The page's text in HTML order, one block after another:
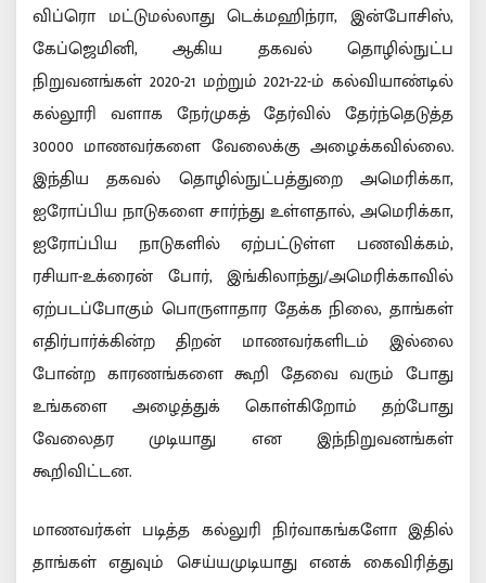
விப்ரொ மட்டுமல்லாது டெக்மஹிந்ரா, இன்போசிஸ்,
கேப்ஜெமினி, ஆகிய தகவல் தொழில்நுட்ப
நிறுவனங்கள் 2020-21 மற்றும் 2021-22-ம் கல்வியாண்டில்
கல்லூரி வளாக நேர்முகத் தேர்வில் தேர்ந்தெடுத்த
30000 மாணவர்களை வேலைக்கு அழைக்கவில்லை.
இந்திய தகவல் தொழில்நுட்பத்துறை அமெரிக்கா,
ஐரோப்பிய நாடுகளை சார்ந்து உள்ளதால், அமெரிக்கா,
ஐரோப்பிய நாடுகளில் ஏற்பட்டுள்ள பணவிக்கம்,
ரசியா-உக்ரைன் போர், இங்கிலாந்து/அமெரிக்காவில்
ஏற்படப்போகும் பொருளாதார தேக்க நிலை, தாங்கள்
எதிர்பார்க்கின்ற திறன் மாணவர்களிடம் இல்லை
போன்ற காரணங்களை கூறி தேவை வரும் போது
உங்களை அழைத்துக் கொள்கிறோம் தற்போது
வேலைதர முடியாது என இந்நிறுவனங்கள்
கூறிவிட்டன.
மாணவர்கள் படித்த கல்லுரி நிர்வாகங்களோ இதில்
தாங்கள் எதுவும் செய்யமுடியாது எனக் கைவிரித்து